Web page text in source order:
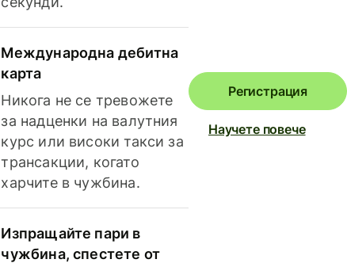
Международна дебитна
карта
Никога не се тревожете
за надценки на валутния
курс или високи такси за
трансакции, когато
харчите в чужбина.
Изпращайте пари в
чужбина, спестете от
Регистрация
Научете повече